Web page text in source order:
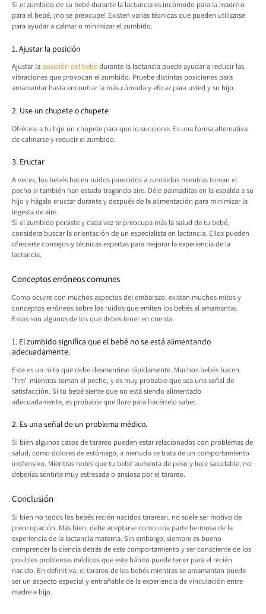
Si el zumbido de su bebé durante la lactancia es incómodo para la madre o
para el bebé, ¡no se preocupe! Existen varias técnicas que pueden utilizarse
para ayudar a calmar o minimizar el zumbido.
1. Ajustar la posición
Ajustar la posición del bebédurante la lactancia puede ayudar a reducir las
vibraciones que provocan el zumbido. Pruebe distintas posiciones para
amamantar hasta encontrar la más cómoda y eficaz para usted y su hijo.
2. Use un chupete o chupete
Ofrécele a tu hijo un chupete para que lo succione. Es una forma alternativa
de calmarse y reducir el zumbido.
3. Eructar
A veces, los bebés hacen ruidos parecidos a zumbidos mientras toman el
pecho si también han estado tragando aire. Déle palmaditas en la espalda a su
hijo y hágalo eructar durante y después de la alimentación para minimizar la
ingesta de aire.
Si el zumbido persiste y cada vez te preocupa más la salud de tu bebé,
considera buscar la orientación de un especialista en lactancia. Ellos pueden
ofrecerte consejos y técnicas expertas para mejorar la experiencia de la
lactancia.
Conceptos erróneos comunes
Como ocurre con muchos aspectos del embarazo, existen muchos mitos y
conceptos erróneos sobre los ruidos que emiten los bebés al amamantar.
Estos son algunos de los que debes tener en cuenta.
1. El zumbido significa que el bebé no se está alimentando
adecuadamente.
Este es un mito que debe desmentirse rápidamente. Muchos bebés hacen
"hm" mientras toman el pecho, y es muy probable que sea una señal de
satisfacción. Si tu bebé siente que no está siendo alimentado
adecuadamente, es probable que llore para hacértelo saber.
2. Es una señal de un problema médico.
Si bien algunos casos de tarareo pueden estar relacionados con problemas de
salud, como dolores de estómago, a menudo se trata de un comportamiento
inofensivo. Mientras notes que tu bebé aumenta de peso y luce saludable, no
deberías sentirte muy estresada o ansiosa por el tarareo.
Conclusión
Si bien no todos los bebés recién nacidos tararean, no suele ser motivo de
preocupación. Más bien, debe aceptarse como una parte hermosa de la
experiencia de la lactancia materna. Sin embargo, siempre es bueno
comprender la ciencia detrás de este comportamiento y ser consciente de los
posibles problemas médicos que este hábito puede tener para el recién
nacido. En definitiva, el tarareo de los bebés mientras se amamantan puede
ser un aspecto especial y entrañable de la experiencia de vinculación entre
madre e hijo.